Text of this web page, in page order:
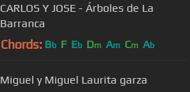
CARLOS Y JOSE - Árboles de La
Barranca
Chords: Bb F Eb Dm Am Cm Ab
Miguel y Miguel Laurita garza